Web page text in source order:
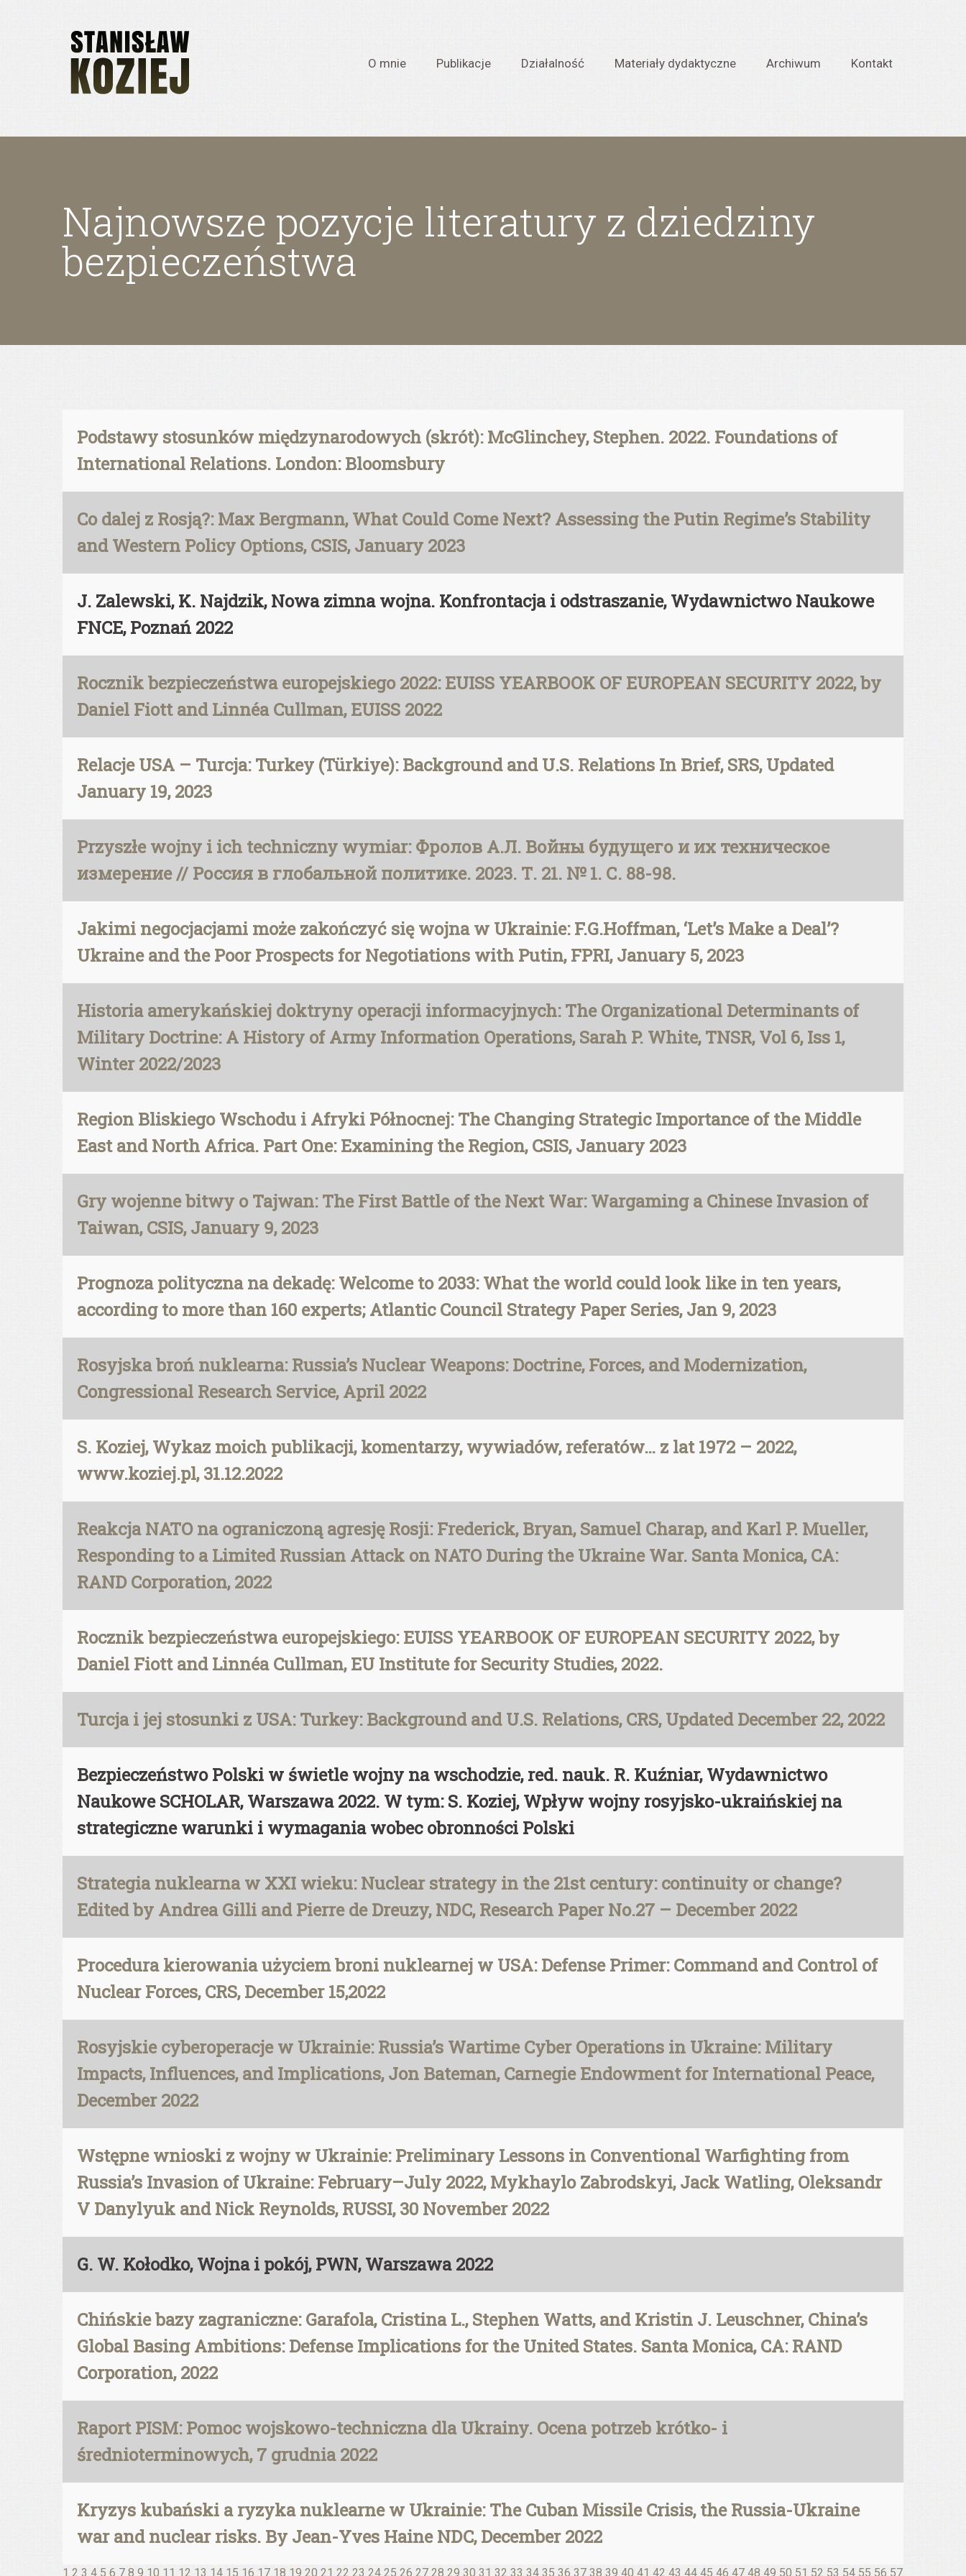
O mnie Publikacje Działalność Materiały dydaktyczne Archiwum Kontakt
Najnowsze pozycje literatury z dziedziny
bezpieczeństwa
Podstawy stosunków międzynarodowych (skrót): McGlinchey, Stephen. 2022. Foundations of
International Relations. London: Bloomsbury
Co dalej z Rosją?: Max Bergmann, What Could Come Next? Assessing the Putin Regime’s Stability
and Western Policy Options, CSIS, January 2023
J. Zalewski, K. Najdzik, Nowa zimna wojna. Konfrontacja i odstraszanie, Wydawnictwo Naukowe
FNCE, Poznań 2022
Rocznik bezpieczeństwa europejskiego 2022: EUISS YEARBOOK OF EUROPEAN SECURITY 2022, by
Daniel Fiott and Linnéa Cullman, EUISS 2022
Relacje USA – Turcja: Turkey (Türkiye): Background and U.S. Relations In Brief, SRS, Updated
January 19, 2023
Przyszłe wojny i ich techniczny wymiar: Фролов А.Л. Войны будущего и их техническое
измерение // Россия в глобальной политике. 2023. Т. 21. № 1. С. 88-98.
Jakimi negocjacjami może zakończyć się wojna w Ukrainie: F.G.Hoffman, ‘Let’s Make a Deal’?
Ukraine and the Poor Prospects for Negotiations with Putin, FPRI, January 5, 2023
Historia amerykańskiej doktryny operacji informacyjnych: The Organizational Determinants of
Military Doctrine: A History of Army Information Operations, Sarah P. White, TNSR, Vol 6, Iss 1,
Winter 2022/2023
Region Bliskiego Wschodu i Afryki Północnej: The Changing Strategic Importance of the Middle
East and North Africa. Part One: Examining the Region, CSIS, January 2023
Gry wojenne bitwy o Tajwan: The First Battle of the Next War: Wargaming a Chinese Invasion of
Taiwan, CSIS, January 9, 2023
Prognoza polityczna na dekadę: Welcome to 2033: What the world could look like in ten years,
according to more than 160 experts; Atlantic Council Strategy Paper Series, Jan 9, 2023
Rosyjska broń nuklearna: Russia’s Nuclear Weapons: Doctrine, Forces, and Modernization,
Congressional Research Service, April 2022
S. Koziej, Wykaz moich publikacji, komentarzy, wywiadów, referatów… z lat 1972 – 2022,
www.koziej.pl, 31.12.2022
Reakcja NATO na ograniczoną agresję Rosji: Frederick, Bryan, Samuel Charap, and Karl P. Mueller,
Responding to a Limited Russian Attack on NATO During the Ukraine War. Santa Monica, CA:
RAND Corporation, 2022
Rocznik bezpieczeństwa europejskiego: EUISS YEARBOOK OF EUROPEAN SECURITY 2022, by
Daniel Fiott and Linnéa Cullman, EU Institute for Security Studies, 2022.
Turcja i jej stosunki z USA: Turkey: Background and U.S. Relations, CRS, Updated December 22, 2022
Bezpieczeństwo Polski w świetle wojny na wschodzie, red. nauk. R. Kuźniar, Wydawnictwo
Naukowe SCHOLAR, Warszawa 2022. W tym: S. Koziej, Wpływ wojny rosyjsko-ukraińskiej na
strategiczne warunki i wymagania wobec obronności Polski
Strategia nuklearna w XXI wieku: Nuclear strategy in the 21st century: continuity or change?
Edited by Andrea Gilli and Pierre de Dreuzy, NDC, Research Paper No.27 – December 2022
Procedura kierowania użyciem broni nuklearnej w USA: Defense Primer: Command and Control of
Nuclear Forces, CRS, December 15,2022
Rosyjskie cyberoperacje w Ukrainie: Russia’s Wartime Cyber Operations in Ukraine: Military
Impacts, Influences, and Implications, Jon Bateman, Carnegie Endowment for International Peace,
December 2022
Wstępne wnioski z wojny w Ukrainie: Preliminary Lessons in Conventional Warfighting from
Russia’s Invasion of Ukraine: February–July 2022, Mykhaylo Zabrodskyi, Jack Watling, Oleksandr
V Danylyuk and Nick Reynolds, RUSSI, 30 November 2022
G. W. Kołodko, Wojna i pokój, PWN, Warszawa 2022
Chińskie bazy zagraniczne: Garafola, Cristina L., Stephen Watts, and Kristin J. Leuschner, China’s
Global Basing Ambitions: Defense Implications for the United States. Santa Monica, CA: RAND
Corporation, 2022
Raport PISM: Pomoc wojskowo-techniczna dla Ukrainy. Ocena potrzeb krótko- i
średnioterminowych, 7 grudnia 2022
Kryzys kubański a ryzyka nuklearne w Ukrainie: The Cuban Missile Crisis, the Russia-Ukraine
war and nuclear risks. By Jean-Yves Haine NDC, December 2022
1 2 3 4 5 6 7 8 9 10 11 12 13 14 15 16 17 18 19 20 21 22 23 24 25 26 27 28 29 30 31 32 33 34 35 36 37 38 39 40 41 42 43 44 45 46 47 48 49 50 51 52 53 54 55 56 57